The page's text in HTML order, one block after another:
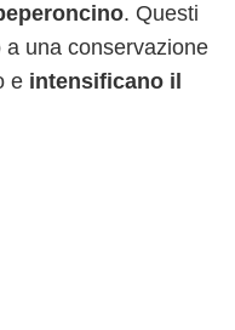
. Questi
una conservazione
e intensificano il